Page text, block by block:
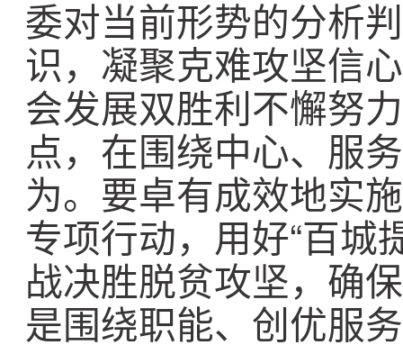
委对当前形势的分析
识，凝聚克难攻坚信
会发展双胜利不懈努
点，在围绕中心、服
为。要卓有成效地实
专项行动，用好“百城
战决胜脱贫攻坚，确
是围绕职能、创优服